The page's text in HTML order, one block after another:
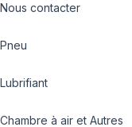
Nous contacter
Pneu
Lubrifiant
Chambre à air et Autres